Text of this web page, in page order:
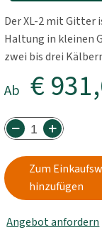
Der XL-2 mit Gitter
Haltung in kleinen
zwei bis drei
Ab €
Zum
hinzufügen
Angebot anfordern